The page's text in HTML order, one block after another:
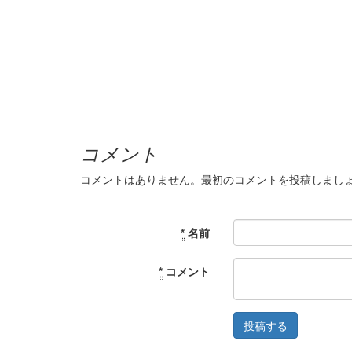
コメント
コメントはありません。最初のコメントを投稿しまし
* 名前
* コメント